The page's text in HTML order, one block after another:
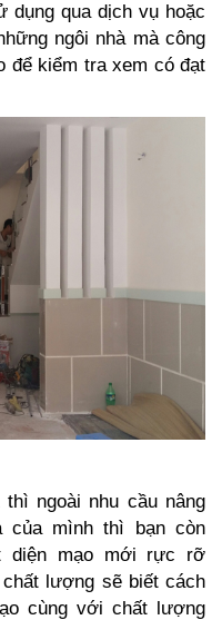
dụng qua dịch vụ hoặc
ngôi nhà mà công
để kiểm tra xem có đạt
ngoài nhu cầu nâng
của mình thì bạn còn
diện mạo mới rực rỡ
lượng sẽ biết cách
cùng với chất lượng